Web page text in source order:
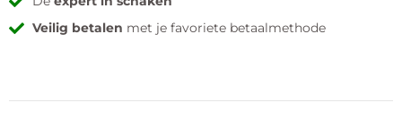
Veilig betalen met je favoriete betaalmethode